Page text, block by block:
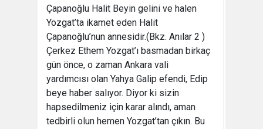
Çapanoğlu Halit Beyin gelini ve halen
Yozgat’ta ikamet eden Halit
Çapanoğlu’nun annesidir.(Bkz. Anılar 2 )
Çerkez Ethem Yozgat’ı basmadan birkaç
gün önce, o zaman Ankara vali
yardımcısı olan Yahya Galip efendi, Edip
beye haber salıyor. Diyor ki sizin
hapsedilmeniz için karar alındı, aman
tedbirli olun hemen Yozgat’tan çıkın. Bu